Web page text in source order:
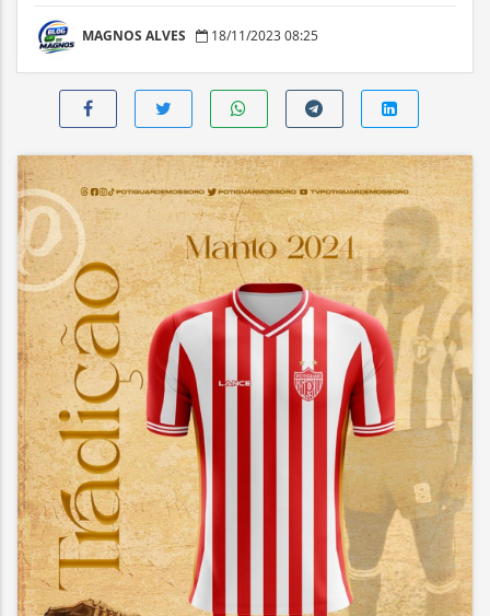
MAGNOS ALVES 18/11/2023 08:25